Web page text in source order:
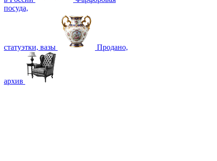
посуда,
статуэтки, вазы Продано,
архив